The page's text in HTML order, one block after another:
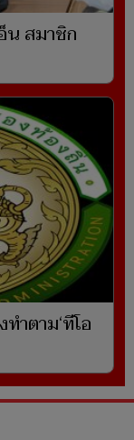
น สมาชิก
ำตาม‘ทีโอ